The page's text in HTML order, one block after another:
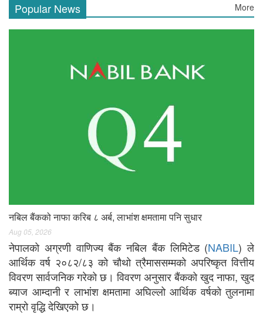
Popular News More
नबिल बैंकको नाफा करिब ८ अर्ब, लाभांश क्षमतामा पनि सुधार
Aug 05, 2026
नेपालको अग्रणी वाणिज्य बैंक नबिल बैंक लिमिटेड (NABIL) ले
आर्थिक वर्ष २०८२/८३ को चौथो त्रैमाससम्मको अपरिष्कृत वित्तीय
विवरण सार्वजनिक गरेको छ। विवरण अनुसार बैंकको खुद नाफा, खुद
ब्याज आम्दानी र लाभांश क्षमतामा अघिल्लो आर्थिक वर्षको तुलनामा
राम्रो वृद्धि देखिएको छ।